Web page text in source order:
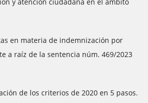
en materia de indemnización por
a raíz de la sentencia núm. 469/2023
de los criterios de 2020 en 5 pasos.